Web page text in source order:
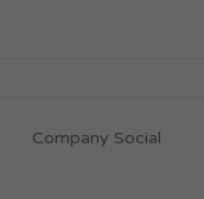
Company Social